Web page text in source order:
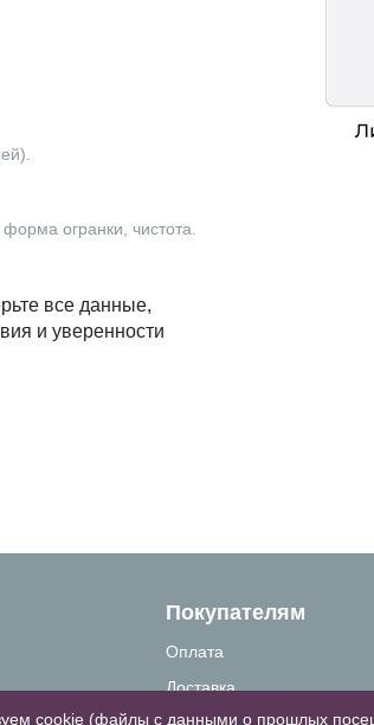
огранки, чистота.
все данные,
и уверенности
Покупателям
Оплата
Доставка
cookie (файлы с данными о прошлых